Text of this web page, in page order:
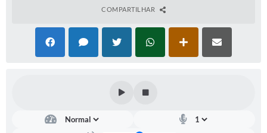
Holerite On-line
Memorial de Nova Granada
COMPARTILHAR